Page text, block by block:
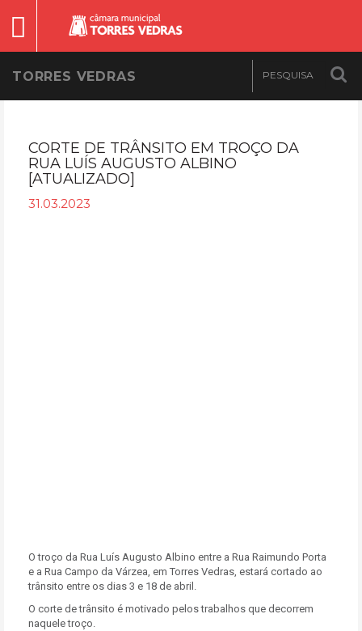
TORRES VEDRAS
CORTE DE TRÂNSITO EM TROÇO DA
RUA LUÍS AUGUSTO ALBINO
[ATUALIZADO]
31.03.2023
O troço da Rua Luís Augusto Albino entre a Rua Raimundo Porta
e a Rua Campo da Várzea, em Torres Vedras, estará cortado ao
trânsito entre os dias 3 e 18 de abril.
O corte de trânsito é motivado pelos trabalhos que decorrem
naquele troço.